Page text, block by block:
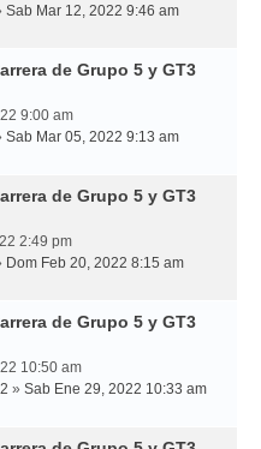
Sab Mar 12, 2022 9:46 am
de Grupo 5 y GT3
9:00 am
Sab Mar 05, 2022 9:13 am
de Grupo 5 y GT3
2:49 pm
Dom Feb 20, 2022 8:15 am
de Grupo 5 y GT3
10:50 am
» Sab Ene 29, 2022 10:33 am